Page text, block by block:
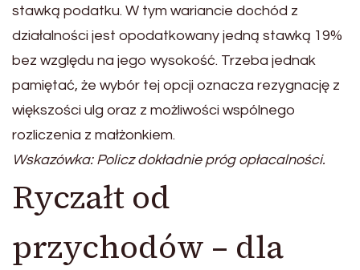
stawką podatku. W tym wariancie dochód z
działalności jest opodatkowany jedną stawką 19%
bez względu na jego wysokość. Trzeba jednak
pamiętać, że wybór tej opcji oznacza rezygnację z
większości ulg oraz z możliwości wspólnego
rozliczenia z małżonkiem.
Wskazówka: Policz dokładnie próg opłacalności.
Ryczałt od
przychodów – dla